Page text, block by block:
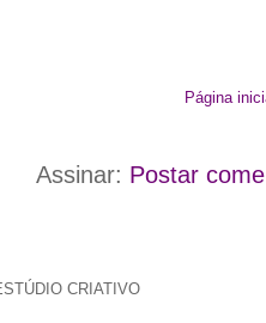
Página
Assinar: Postar
CRIATIVO